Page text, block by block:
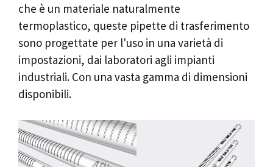
che è un materiale naturalmente
termoplastico, queste pipette di trasferimento
sono progettate per l'uso in una varietà di
impostazioni, dai laboratori agli impianti
industriali. Con una vasta gamma di dimensioni
disponibili.